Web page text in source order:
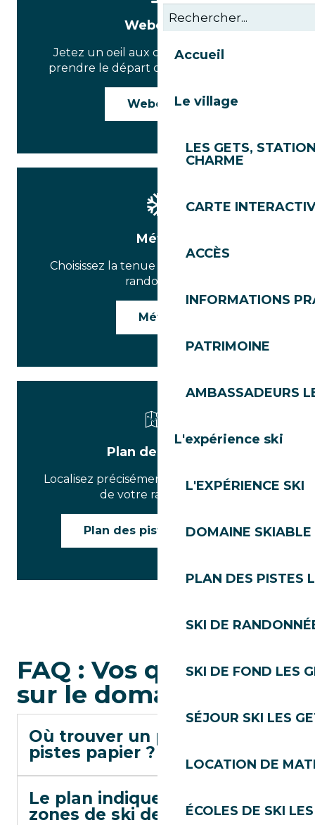
Accueil
Le village
LES GETS,
CHARME
CARTE
ACCÈS
INFORMATIONS
PATRIMOINE
AMBASSADEURS
L'expérience ski
L'EXPÉRIENCE SKI
DOMAINE SKIABLE
PLAN DES PISTES
SKI DE
SKI DE FOND LES
SÉJOUR SKI LES
LOCATION DE
ÉCOLES DE SKI
Webcams
Jetez un oeil aux conditions avant de
prendre le départ de votre randonnée
Webcams
Météo
Choisissez la tenue parfaite pour votre
randonnée.
Météo
Plan des pistes
Localisez précisément le point de départ
de votre randonnée.
Plan des pistes Les Gets
FAQ : Vos questions
sur le domaine
Où trouver un plan des
pistes papier ?
Le plan indique-t-il les
zones de ski de fond ?